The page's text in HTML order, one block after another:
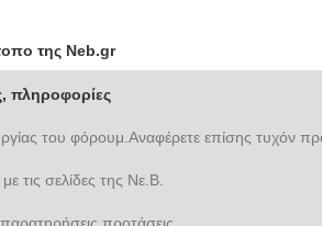
της Neb.gr
πληροφορίες
του φόρουμ.Αναφέρετε επίσης τυχόν
τις σελίδες της Νε.Β.